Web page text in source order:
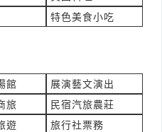
我
立即報價
特色美食小吃
館
展演藝文演出
旅
民宿汽旅農莊
遊 旅行社票務